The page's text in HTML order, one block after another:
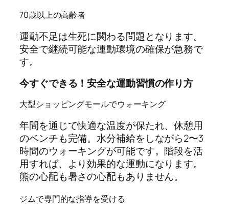
70歳以上の高齢者
運動不足は生死に関わる問題となります。
安全で継続可能な運動環境の確保が急務で
す。
今すぐできる！安全な運動習慣の作り方
大型ショッピングモールでウォーキング
年間を通じて快適な温度が保たれ、休憩用
のベンチも完備。水分補給をしながら2〜3
時間のウォーキングが可能です。階段を活
用すれば、より効果的な運動になります。
熊の心配も暑さの心配もありません。
ジムで専門的な指導を受ける